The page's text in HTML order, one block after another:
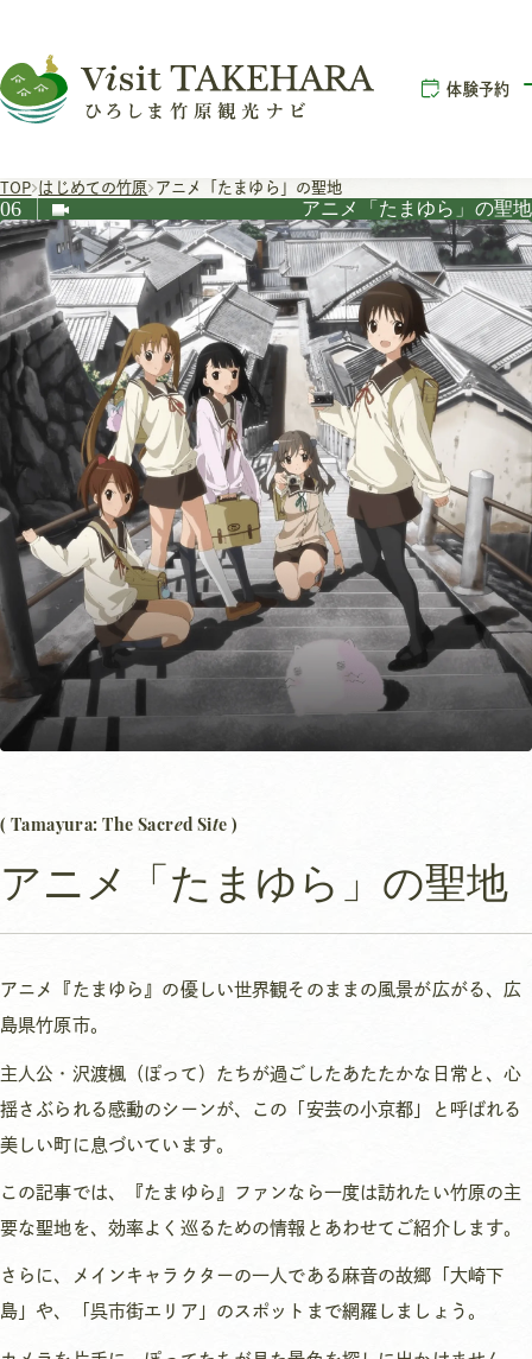
体験予約
TOP はじめての竹原 アニメ「たまゆら」の聖地
06 アニメ「たまゆら」の聖地
( Tamayura: The Sacred Site )
アニメ「たまゆら」の聖地
アニメ『たまゆら』の優しい世界観そのままの風景が広がる、広
島県竹原市。
主人公・沢渡楓（ぽって）たちが過ごしたあたたかな日常と、心
揺さぶられる感動のシーンが、この「安芸の小京都」と呼ばれる
美しい町に息づいています。
この記事では、『たまゆら』ファンなら一度は訪れたい竹原の主
要な聖地を、効率よく巡るための情報とあわせてご紹介します。
さらに、メインキャラクターの一人である麻音の故郷「大崎下
島」や、「呉市街エリア」のスポットまで網羅しましょう。